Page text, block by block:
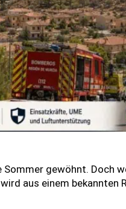
gewöhnt. Doch
aus einem bekannten